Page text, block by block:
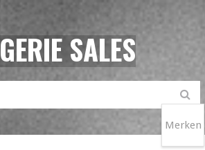
SALES
Merken